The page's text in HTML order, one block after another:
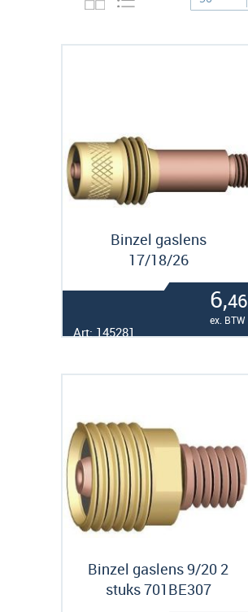
Binzel gaslens
17/18/26
6,46
ex. BTW
Art: 145281
Binzel gaslens 9/20 2
stuks 701BE307